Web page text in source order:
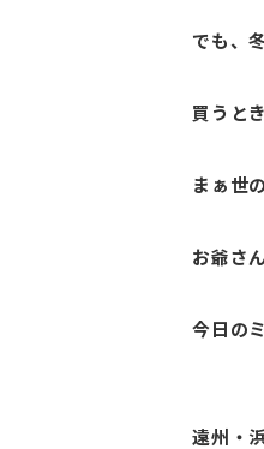
でも、
買うと
まぁ世
お爺さ
今日の
遠州・